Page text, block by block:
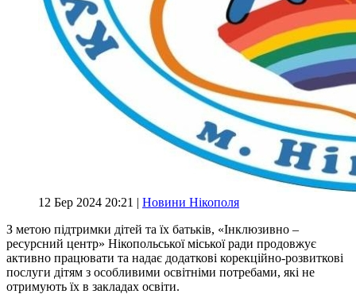
12 Бер 2024 20:21 | Новини Нікополя
З метою підтримки дітей та їх батьків, «Інклюзивно –
ресурсний центр» Нікопольської міської ради продовжує
активно працювати та надає додаткові корекційно-розвиткові
послуги дітям з особливими освітніми потребами, які не
отримують їх в закладах освіти.